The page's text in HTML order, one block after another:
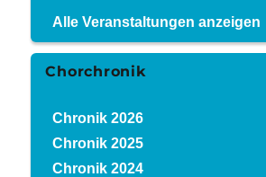
Alle Veranstaltungen anzeigen
Chorchronik
Chronik 2026
Chronik 2025
Chronik 2024